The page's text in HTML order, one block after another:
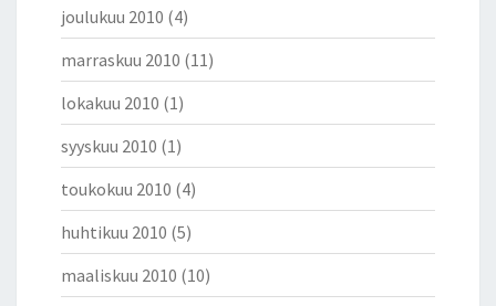
joulukuu 2010 (4)
marraskuu 2010 (11)
lokakuu 2010 (1)
syyskuu 2010 (1)
toukokuu 2010 (4)
huhtikuu 2010 (5)
maaliskuu 2010 (10)